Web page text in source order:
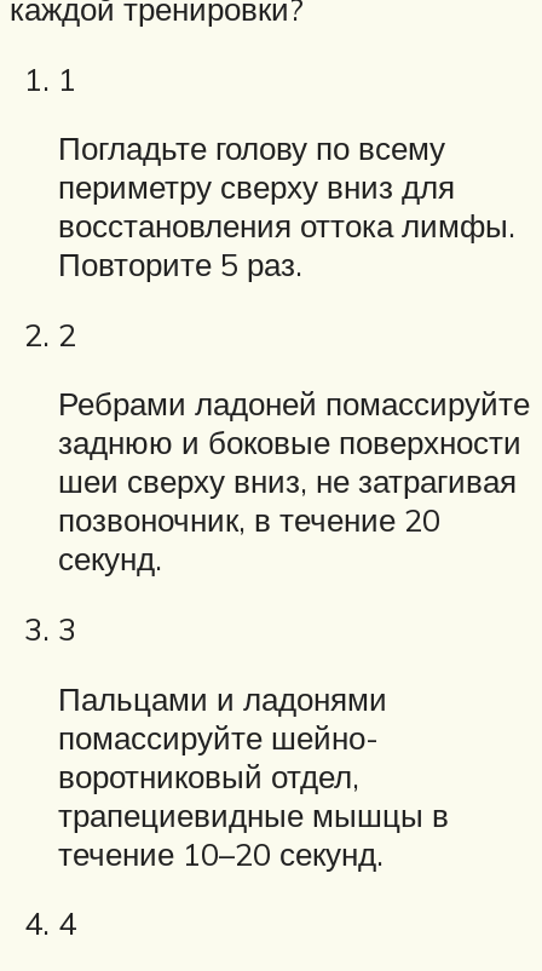
каждой тренировки?
1
Погладьте голову по всему
периметру сверху вниз для
восстановления оттока лимфы.
Повторите 5 раз.
2
Ребрами ладоней помассируйте
заднюю и боковые поверхности
шеи сверху вниз, не затрагивая
позвоночник, в течение 20
секунд.
3
Пальцами и ладонями
помассируйте шейно-
воротниковый отдел,
трапециевидные мышцы в
течение 10–20 секунд.
4